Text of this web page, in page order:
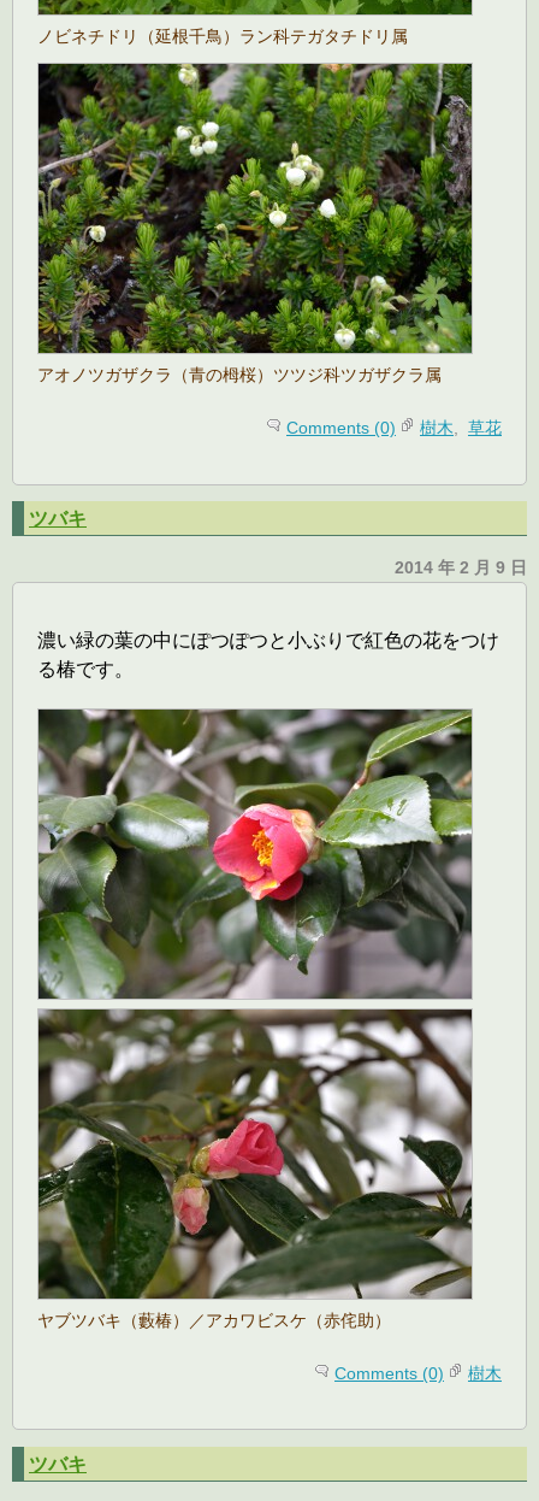
ノビネチドリ（延根千鳥）ラン科テガタチドリ属
アオノツガザクラ（青の栂桜）ツツジ科ツガザクラ属
Comments (0) 樹木, 草花
ツバキ
2014 年 2 月 9 日
濃い緑の葉の中にぽつぽつと小ぶりで紅色の花をつけ
る椿です。
ヤブツバキ（藪椿）／アカワビスケ（赤侘助）
Comments (0) 樹木
ツバキ